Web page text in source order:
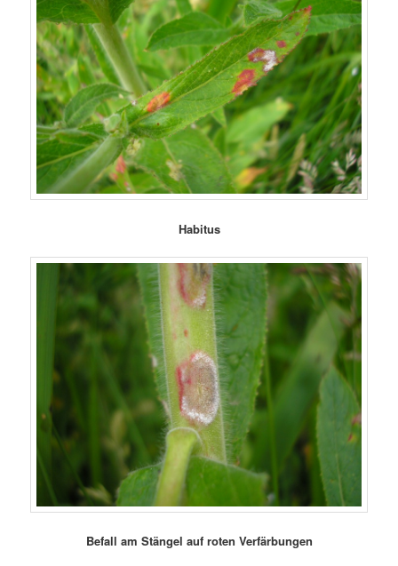
Habitus
Befall am Stängel auf roten Verfärbungen